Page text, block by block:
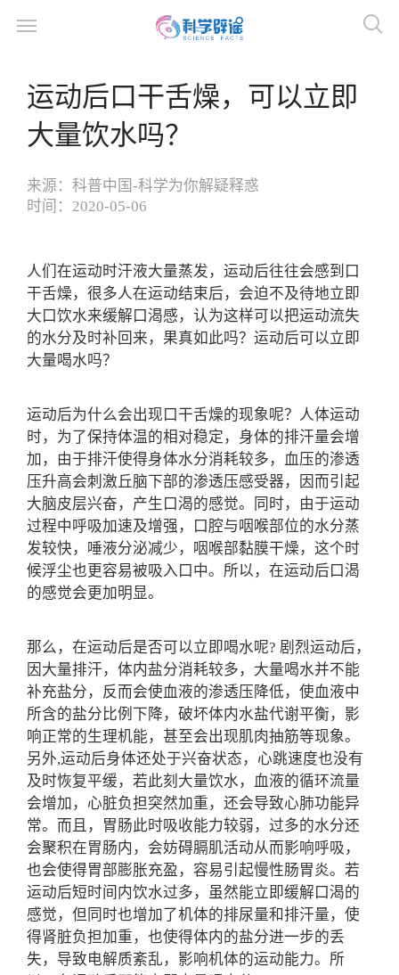
运动后口干舌燥，可以立即
大量饮水吗？
来源： 科普中国-科学为你解疑释惑
时间： 2020-05-06
人们在运动时汗液大量蒸发，运动后往往会感到口
干舌燥，很多人在运动结束后，会迫不及待地立即
大口饮水来缓解口渴感，认为这样可以把运动流失
的水分及时补回来，果真如此吗？运动后可以立即
大量喝水吗？
运动后为什么会出现口干舌燥的现象呢？人体运动
时，为了保持体温的相对稳定，身体的排汗量会增
加，由于排汗使得身体水分消耗较多，血压的渗透
压升高会刺激丘脑下部的渗透压感受器，因而引起
大脑皮层兴奋，产生口渴的感觉。同时，由于运动
过程中呼吸加速及增强，口腔与咽喉部位的水分蒸
发较快，唾液分泌减少，咽喉部黏膜干燥，这个时
候浮尘也更容易被吸入口中。所以，在运动后口渴
的感觉会更加明显。
那么，在运动后是否可以立即喝水呢? 剧烈运动后，
因大量排汗，体内盐分消耗较多，大量喝水并不能
补充盐分，反而会使血液的渗透压降低，使血液中
所含的盐分比例下降，破坏体内水盐代谢平衡，影
响正常的生理机能，甚至会出现肌肉抽筋等现象。
另外,运动后身体还处于兴奋状态，心跳速度也没有
及时恢复平缓，若此刻大量饮水，血液的循环流量
会增加，心脏负担突然加重，还会导致心肺功能异
常。而且，胃肠此时吸收能力较弱，过多的水分还
会聚积在胃肠内，会妨碍膈肌活动从而影响呼吸，
也会使得胃部膨胀充盈，容易引起慢性肠胃炎。若
运动后短时间内饮水过多，虽然能立即缓解口渴的
感觉，但同时也增加了机体的排尿量和排汗量，使
得肾脏负担加重，也使得体内的盐分进一步的丢
失，导致电解质紊乱，影响机体的运动能力。所